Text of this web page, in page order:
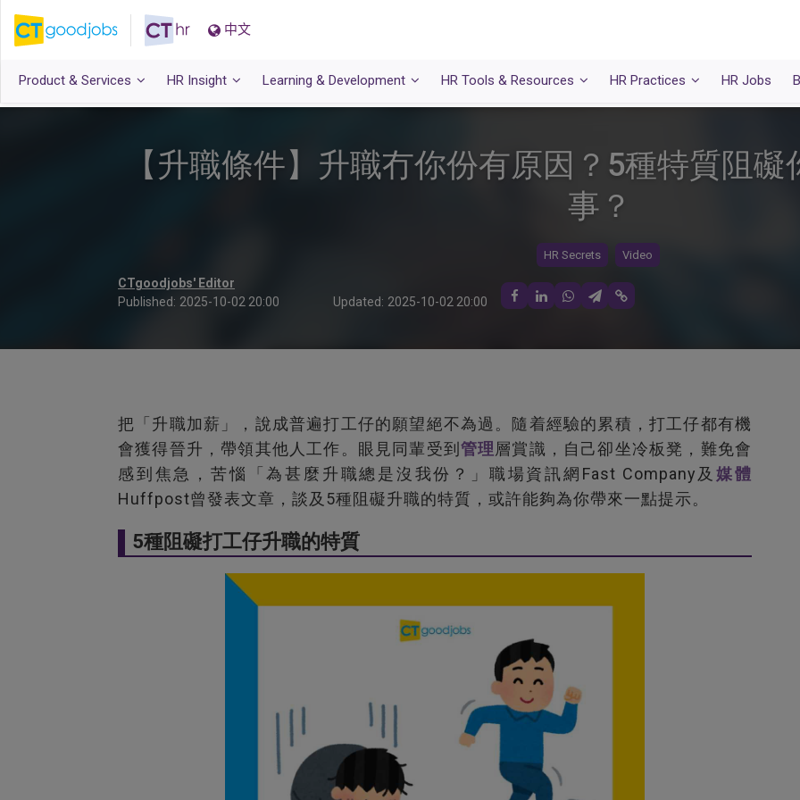
中文
Product & Services HR Insight Learning & Development HR Tools & Resources HR Practices HR Jobs
【升職條件】升職冇你份有原因？5種特質阻
事？
HR Secrets Video
CTgoodjobs' Editor
Published: 2025-10-02 20:00 Updated: 2025-10-02 20:00
把「升職加薪」，說成普遍打工仔的願望絕不為過。隨着經驗的累積，打工仔都有機
會獲得晉升，帶領其他人工作。眼見同輩受到管理層賞識，自己卻坐冷板凳，難免會
感到焦急，苦惱「為甚麼升職總是沒我份？」職場資訊網Fast Company及媒體
Huffpost曾發表文章，談及5種阻礙升職的特質，或許能夠為你帶來一點提示。
5種阻礙打工仔升職的特質